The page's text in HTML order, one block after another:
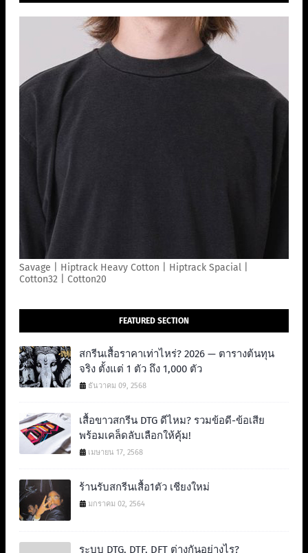
Savage | Hiptrack Heavy Cotton | Hiptrack Spacial |
Cotton32 | Cotton20
FEATURED SECTION
สกรีนเสื้อราคาเท่าไหร่? 2026 — ตารางต้นทุน
จริง ตั้งแต่ 1 ตัว ถึง 1,000 ตัว
ธันวาคม 09, 2568
เสื้อขาวสกรีน DTG ดีไหม? รวมข้อดี-ข้อเสีย
พร้อมเคล็ดลับเลือกให้คุ้ม!
เมษายน 17, 2568
ร้านรับสกรีนเสื้อ1ตัว เชียงใหม่
มกราคม 02, 2564
ระบบ DTG, DTF, DFT ต่างกันอย่างไร?